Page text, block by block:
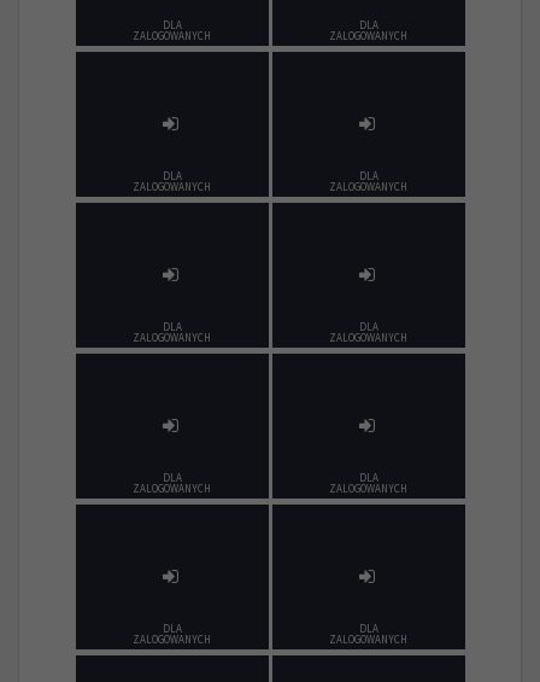
DLA
ZALOGOWANYCH
DLA
ZALOGOWANYCH
DLA
ZALOGOWANYCH
DLA
ZALOGOWANYCH
DLA
ZALOGOWANYCH
DLA
ZALOGOWANYCH
DLA
ZALOGOWANYCH
DLA
ZALOGOWANYCH
DLA
ZALOGOWANYCH
DLA
ZALOGOWANYCH